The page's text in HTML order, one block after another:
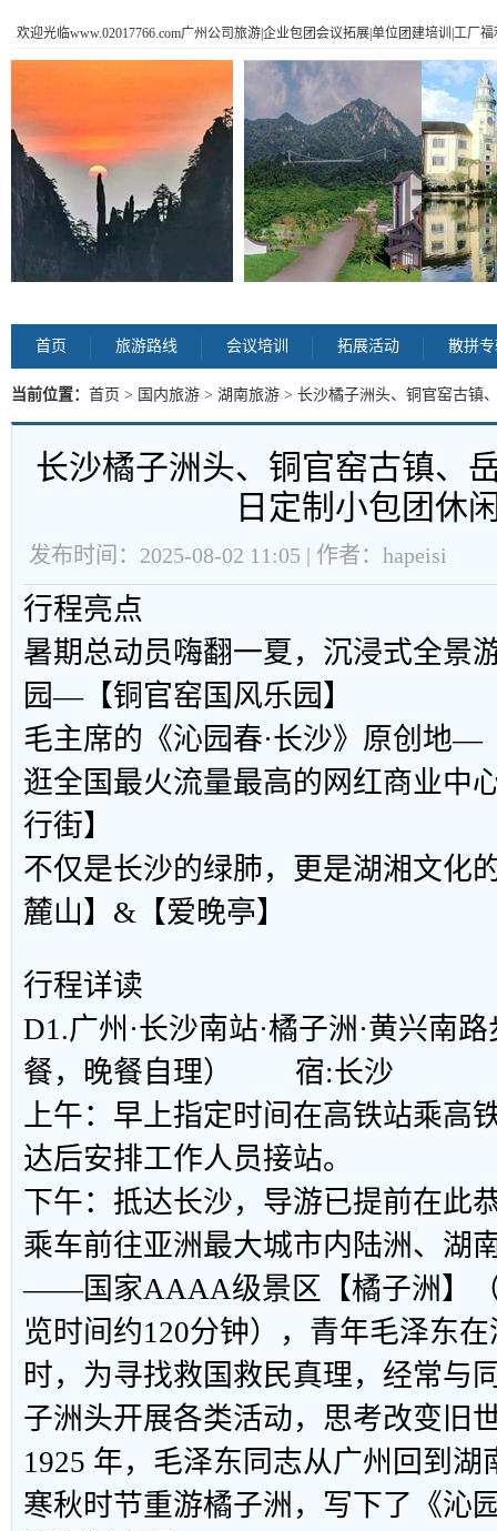
欢迎光临www.02017766.com广州公司旅游|企业包团会议拓展|单位团建培训|工厂
首页 旅游路线 会议培训 拓展活动 散拼
当前位置： 首页 > 国内旅游 > 湖南旅游 > 长沙橘子洲头、铜官窑古镇
游 内容
长沙橘子洲头、铜官窑古镇、
日定制小包团休
发布时间：2025-08-02 11:05 | 作者：hapeisi
行程亮点
暑期总动员嗨翻一夏，沉浸式全景
园—【铜官窑国风乐园】
毛主席的《沁园春·长沙》原创地—
逛全国最火流量最高的网红商业中
行街】
不仅是长沙的绿肺，更是湖湘文化
麓山】&【爱晚亭】
行程详读
D1.广州·长沙南站·橘子洲·黄兴
餐，晚餐自理） 宿:长沙
上午：早上指定时间在高铁站乘高
达后安排工作人员接站。
下午：抵达长沙，导游已提前在此
乘车前往亚洲最大城市内陆洲、湖
——国家AAAA级景区【橘子洲】
览时间约120分钟），青年毛泽东
时，为寻找救国救民真理，经常与
子洲头开展各类活动，思考改变旧
1925 年，毛泽东同志从广州回到湖
寒秋时节重游橘子洲，写下了《沁